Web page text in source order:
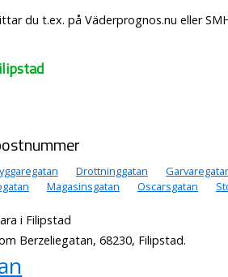
du t.ex. på Väderprognos.nu eller
Drottninggatan
Magasinsgatan Oscarsgatan
i Filipstad
Berzeliegatan, 68230, Filipstad.